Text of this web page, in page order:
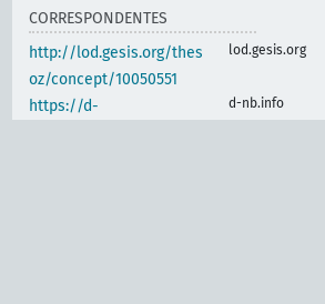
CORRESPONDENTES
http://lod.gesis.org/thes
oz/concept/10050551
lod.gesis.org
https://d-
d-nb.info